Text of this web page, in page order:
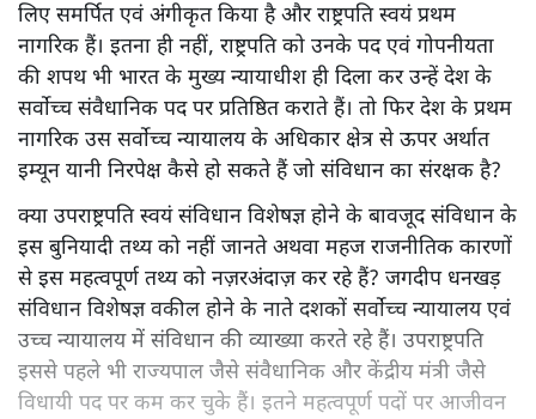
लिए समर्पित एवं अंगीकृत किया है और राष्ट्रपति स्वयं प्रथम
नागरिक हैं। इतना ही नहीं, राष्ट्रपति को उनके पद एवं गोपनीयता
की शपथ भी भारत के मुख्य न्यायाधीश ही दिला कर उन्हें देश के
सर्वोच्च संवैधानिक पद पर प्रतिष्ठित कराते हैं। तो फिर देश के प्रथम
नागरिक उस सर्वोच्च न्यायालय के अधिकार क्षेत्र से ऊपर अर्थात
इम्यून यानी निरपेक्ष कैसे हो सकते हैं जो संविधान का संरक्षक है?
क्या उपराष्ट्रपति स्वयं संविधान विशेषज्ञ होने के बावजूद संविधान के
इस बुनियादी तथ्य को नहीं जानते अथवा महज राजनीतिक कारणों
से इस महत्वपूर्ण तथ्य को नज़रअंदाज़ कर रहे हैं? जगदीप धनखड़
संविधान विशेषज्ञ वकील होने के नाते दशकों सर्वोच्च न्यायालय एवं
उच्च न्यायालय में संविधान की व्याख्या करते रहे हैं। उपराष्ट्रपति
इससे पहले भी राज्यपाल जैसे संवैधानिक और केंद्रीय मंत्री जैसे
विधायी पद पर कम कर चुके हैं। इतने महत्वपूर्ण पदों पर आजीवन